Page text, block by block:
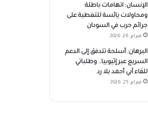
الإنسان: اتهامات باطلة
ومحاولات يائسة للتغطية على
جرائم حرب في السودان
فبراير 26, 2026
البرهان: أسلحة تتدفق إلى الدعم
السريع عبر إثيوبيا.. وطلباتي
للقاء آبي أحمد بلا رد
فبراير 25, 2026